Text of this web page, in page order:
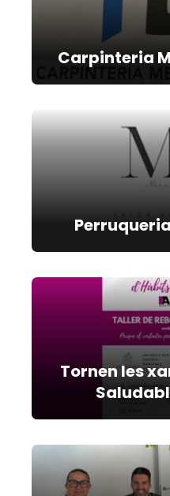
Carpinteria
Tornen les